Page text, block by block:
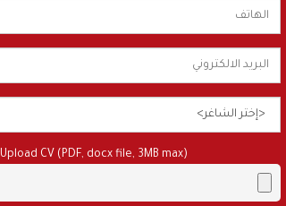
Upload CV (PDF, docx file, 3MB max)